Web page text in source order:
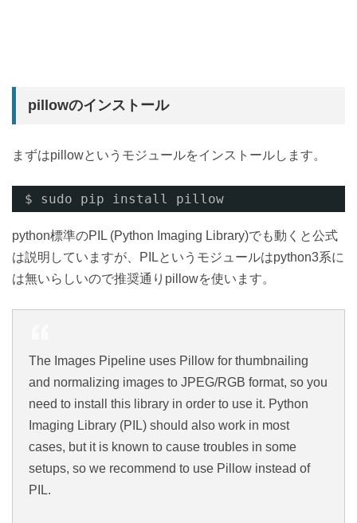
pillowのインストール
まずはpillowというモジュールをインストールします。
$ sudo pip install pillow
python標準のPIL (Python Imaging Library)でも動くと公式
は説明していますが、PILというモジュールはpython3系に
は無いらしいので推奨通りpillowを使います。
The Images Pipeline uses Pillow for thumbnailing
and normalizing images to JPEG/RGB format, so you
need to install this library in order to use it. Python
Imaging Library (PIL) should also work in most
cases, but it is known to cause troubles in some
setups, so we recommend to use Pillow instead of
PIL.